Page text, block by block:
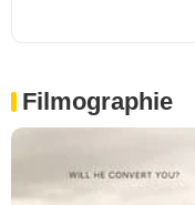
Filmographie